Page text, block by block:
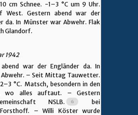
cm Schnee. -1–3 °C um 9 Uhr.
West. Gestern abend war der
da. In Münster war Abwehr. Flak
Glandorf.
1942
war der Engländer da. In
– Seit Mittag Tauwetter.
°C. Matsch, besondern in den
wo alles auftaut. – Gestern
NSLB.
bei
Forsthoff. – Willi Köster wurde